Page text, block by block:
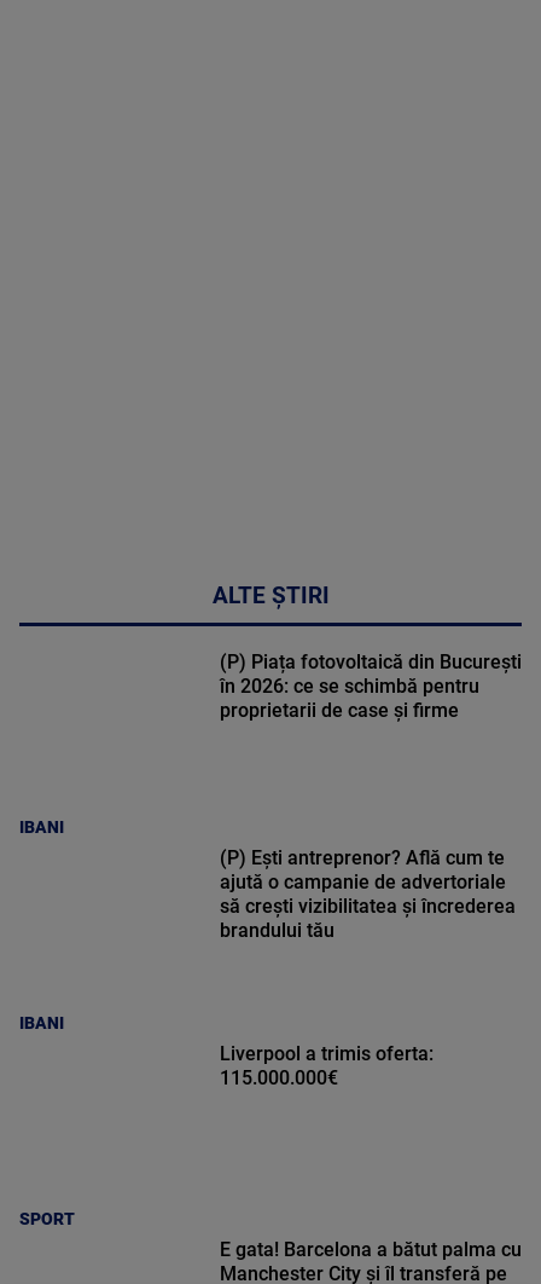
ALTE ȘTIRI
IBANI
(P) Piața fotovoltaică din București
în 2026: ce se schimbă pentru
proprietarii de case și firme
IBANI
(P) Ești antreprenor? Află cum te
ajută o campanie de advertoriale
să crești vizibilitatea și încrederea
brandului tău
SPORT
Liverpool a trimis oferta:
115.000.000€
E gata! Barcelona a bătut palma cu
Manchester City și îl transferă pe